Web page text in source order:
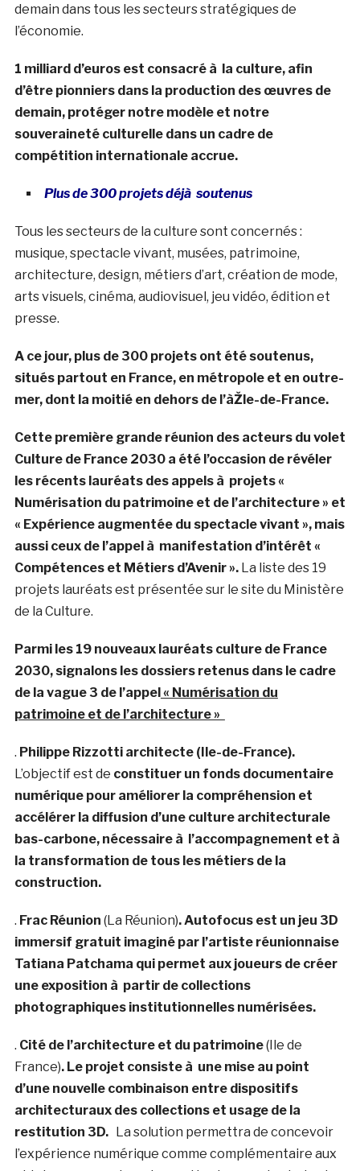
demain dans tous les secteurs stratégiques de
l’économie.
1 milliard d’euros est consacré à la culture, afin
d’être pionniers dans la production des œuvres de
demain, protéger notre modèle et notre
souveraineté culturelle dans un cadre de
compétition internationale accrue.
Plus de 300 projets déjà soutenus
Tous les secteurs de la culture sont concernés :
musique, spectacle vivant, musées, patrimoine,
architecture, design, métiers d’art, création de mode,
arts visuels, cinéma, audiovisuel, jeu vidéo, édition et
presse.
A ce jour, plus de 300 projets ont été soutenus,
situés partout en France, en métropole et en outre-
mer, dont la moitié en dehors de l’àŽle-de-France.
Cette première grande réunion des acteurs du volet
Culture de France 2030 a été l’occasion de révéler
les récents lauréats des appels à projets «
Numérisation du patrimoine et de l’architecture » et
« Expérience augmentée du spectacle vivant », mais
aussi ceux de l’appel à manifestation d’intérêt «
Compétences et Métiers d’Avenir ».La liste des 19
projets lauréats est présentée sur le site du Ministère
de la Culture.
Parmi les 19 nouveaux lauréats culture de France
2030, signalons les dossiers retenus dans le cadre
de la vague 3 de l’appel« Numérisation du
patrimoine et de l’architecture »
. Philippe Rizzotti architecte (Ile-de-France).
L’objectif est de constituer un fonds documentaire
numérique pour améliorer la compréhension et
accélérer la diffusion d’une culture architecturale
bas-carbone, nécessaire à l’accompagnement et à
la transformation de tous les métiers de la
construction.
. Frac Réunion (La Réunion). Autofocus est un jeu 3D
immersif gratuit imaginé par l’artiste réunionnaise
Tatiana Patchama qui permet aux joueurs de créer
une exposition à partir de collections
photographiques institutionnelles numérisées.
. Cité de l’architecture et du patrimoine(Ile de
France). Le projet consiste à une mise au point
d’une nouvelle combinaison entre dispositifs
architecturaux des collections et usage de la
restitution 3D. La solution permettra de concevoir
l’expérience numérique comme complémentaire aux